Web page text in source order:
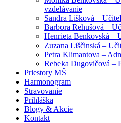
vzdelávanie
Sandra Lišková –
Barbora Rehušová –
Henrieta Benkovská –
Zuzana Liščinská –
Petra Klimantova –
Rebeka Dugovičová –
Priestory MŠ
Harmonogram
Stravovanie
Prihláška
Blogy & Akcie
Kontakt